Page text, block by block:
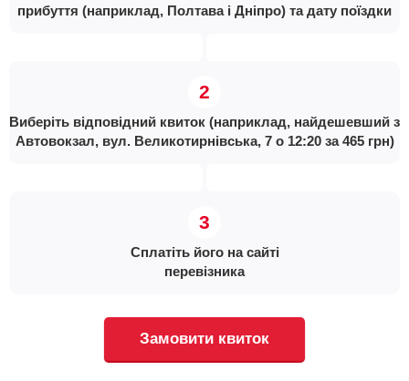
прибуття (наприклад, Полтава і Дніпро) та дату поїздки
Виберіть відповідний квиток (наприклад, найдешевший з
Автовокзал, вул. Великотирнівська, 7 о 12:20 за 465 грн)
Сплатіть його на сайті
перевізника
Замовити квиток